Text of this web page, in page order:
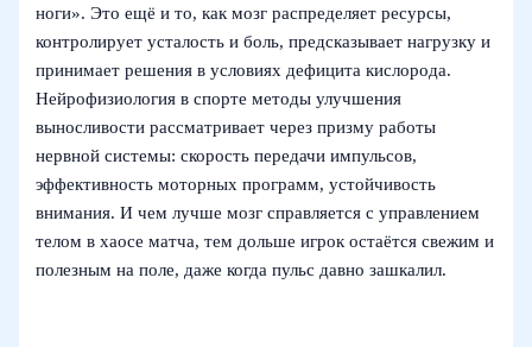
ноги». Это ещё и то, как мозг распределяет ресурсы,
контролирует усталость и боль, предсказывает нагрузку и
принимает решения в условиях дефицита кислорода.
Нейрофизиология в спорте методы улучшения
выносливости рассматривает через призму работы
нервной системы: скорость передачи импульсов,
эффективность моторных программ, устойчивость
внимания. И чем лучше мозг справляется с управлением
телом в хаосе матча, тем дольше игрок остаётся свежим и
полезным на поле, даже когда пульс давно зашкалил.